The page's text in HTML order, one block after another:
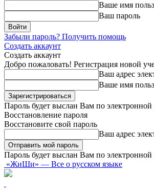
Ваше имя
Ваш пароль
Забыли пароль? Получить помощь
Создать аккаунт
Создать аккаунт
Добро пожаловать! Регистрация новой
Ваш адрес
Ваше имя
Пароль будет выслан Вам по электронной
Восстановление пароля
Восстановите свой пароль
Ваш адрес
Пароль будет выслан Вам по электронной
«ЖиШи» — Все о русском языке